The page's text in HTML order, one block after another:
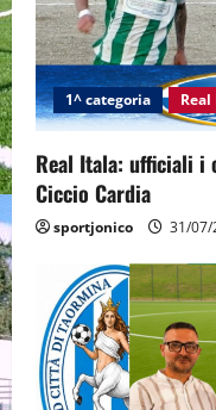
1^ categoria
Real Itala: ufficiali i
Ciccio Cardia
sportjonico 31/07/